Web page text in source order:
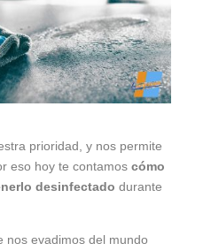
prioridad, y nos permite
eso hoy te contamos cómo
desinfectado durante
nos evadimos del mundo